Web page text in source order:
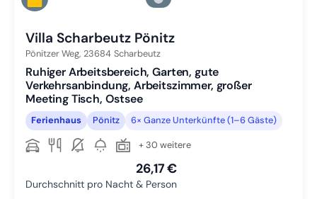
Zu Slide 5 wechseln
Villa Scharbeutz Pönitz
Pönitzer Weg, 23684 Scharbeutz
Ruhiger Arbeitsbereich, Garten, gute
Verkehrsanbindung, Arbeitszimmer, großer
Meeting Tisch, Ostsee
Ferienhaus Pönitz 6× Ganze Unterkünfte (1–6 Gäste)
+ 30 weitere
26,17 €
Durchschnitt pro Nacht & Person